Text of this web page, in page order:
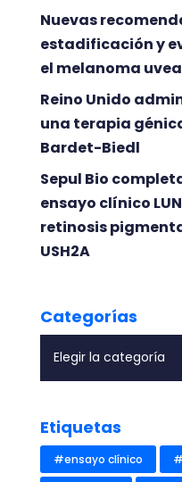
Nuevas
estadificación y
el melanoma
Reino Unido
una terapia
Bardet-Biedl
Sepul Bio
ensayo clínico
retinosis
USH2A
Categorías
Etiquetas
#ensayo clínico